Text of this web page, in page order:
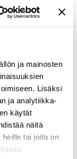
ja mainosten
Lisäksi
ja analytiikka-
käytät
näitä
heille tai joita on
uutiskirjeeni.